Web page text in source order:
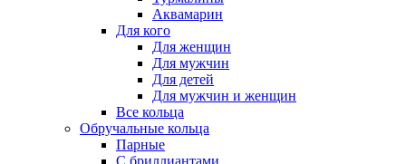
Аквамарин
Для кого
Для женщин
Для мужчин
Для детей
Для мужчин и женщин
Все кольца
Обручальные кольца
Парные
С бриллиантами